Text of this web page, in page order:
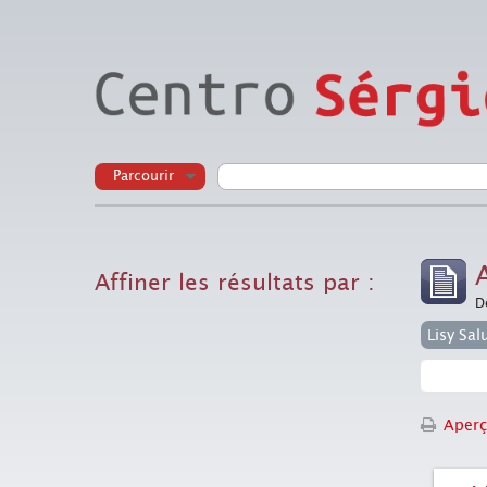
Parcourir
Affiner les résultats par :
Lisy